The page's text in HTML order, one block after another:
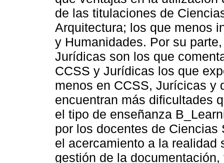
de las titulaciones de
Arquitectura; los que menos
y Humanidades. Por su
Jurídicas son los que
CCSS y Jurídicas los que
menos en CCSS, Jurícicas y
encuentran más dificultades
el tipo de enseñanza
por los docentes de
el acercamiento a la
gestión de la